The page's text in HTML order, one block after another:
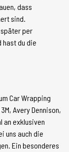
dass
sind.
per
hast du die
Car Wrapping
Avery Dennison,
an exklusiven
uns auch die
Ein besonderes